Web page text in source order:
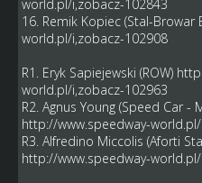
world.pl/i,zobacz-102843
16. Remik Kopiec (Stal-Browar
world.pl/i,zobacz-102908
R1. Eryk Sapiejewski (ROW)
world.pl/i,zobacz-102963
R2. Agnus Young (Speed Car -
http://www.speedway-
R3. Alfredino Miccolis (Aforti
http://www.speedway-